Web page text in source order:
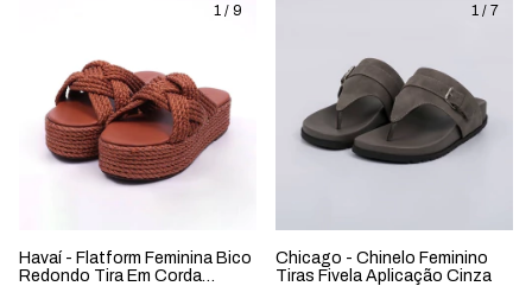
1 / 9
Havaí - Flatform Feminina Bico
Redondo Tira Em Corda
1 / 7
Chicago - Chinelo Feminino
Tiras Fivela Aplicação Cinza